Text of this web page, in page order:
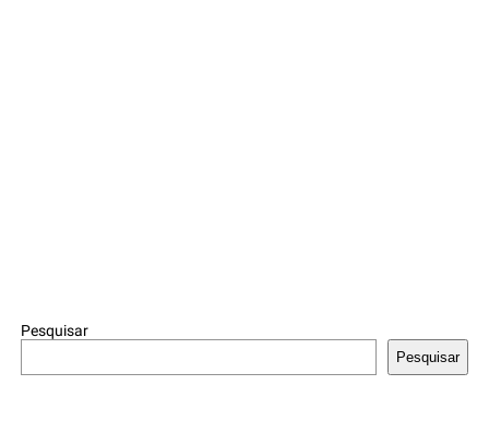
Pesquisar
Pesquisar